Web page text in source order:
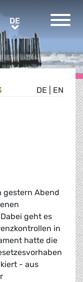
DEDE
DE EN
gestern Abend
geht es
in
hatte die
- aus